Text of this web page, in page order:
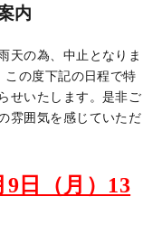
内
天の為、中止となりま
この度下記の日程で特
せいたします。是非ご
雰囲気を感じていただ
9日（月）13